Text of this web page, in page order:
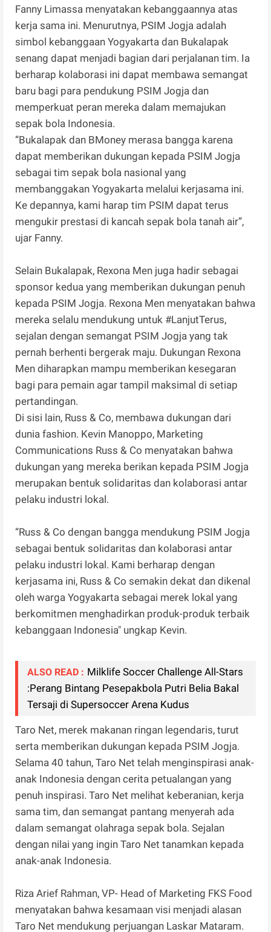
Fanny Limassa menyatakan kebanggaannya atas
kerja sama ini. Menurutnya, PSIM Jogja adalah
simbol kebanggaan Yogyakarta dan Bukalapak
senang dapat menjadi bagian dari perjalanan tim. Ia
berharap kolaborasi ini dapat membawa semangat
baru bagi para pendukung PSIM Jogja dan
memperkuat peran mereka dalam memajukan
sepak bola Indonesia.
“Bukalapak dan BMoney merasa bangga karena
dapat memberikan dukungan kepada PSIM Jogja
sebagai tim sepak bola nasional yang
membanggakan Yogyakarta melalui kerjasama ini.
Ke depannya, kami harap tim PSIM dapat terus
mengukir prestasi di kancah sepak bola tanah air”,
ujar Fanny.
Selain Bukalapak, Rexona Men juga hadir sebagai
sponsor kedua yang memberikan dukungan penuh
kepada PSIM Jogja. Rexona Men menyatakan bahwa
mereka selalu mendukung untuk #LanjutTerus,
sejalan dengan semangat PSIM Jogja yang tak
pernah berhenti bergerak maju. Dukungan Rexona
Men diharapkan mampu memberikan kesegaran
bagi para pemain agar tampil maksimal di setiap
pertandingan.
Di sisi lain, Russ & Co, membawa dukungan dari
dunia fashion. Kevin Manoppo, Marketing
Communications Russ & Co menyatakan bahwa
dukungan yang mereka berikan kepada PSIM Jogja
merupakan bentuk solidaritas dan kolaborasi antar
pelaku industri lokal.
“Russ & Co dengan bangga mendukung PSIM Jogja
sebagai bentuk solidaritas dan kolaborasi antar
pelaku industri lokal. Kami berharap dengan
kerjasama ini, Russ & Co semakin dekat dan dikenal
oleh warga Yogyakarta sebagai merek lokal yang
berkomitmen menghadirkan produk-produk terbaik
kebanggaan Indonesia" ungkap Kevin.
ALSO READ : Milklife Soccer Challenge All-Stars
:Perang Bintang Pesepakbola Putri Belia Bakal
Tersaji di Supersoccer Arena Kudus
Taro Net, merek makanan ringan legendaris, turut
serta memberikan dukungan kepada PSIM Jogja.
Selama 40 tahun, Taro Net telah menginspirasi anak-
anak Indonesia dengan cerita petualangan yang
penuh inspirasi. Taro Net melihat keberanian, kerja
sama tim, dan semangat pantang menyerah ada
dalam semangat olahraga sepak bola. Sejalan
dengan nilai yang ingin Taro Net tanamkan kepada
anak-anak Indonesia.
Riza Arief Rahman, VP- Head of Marketing FKS Food
menyatakan bahwa kesamaan visi menjadi alasan
Taro Net mendukung perjuangan Laskar Mataram.